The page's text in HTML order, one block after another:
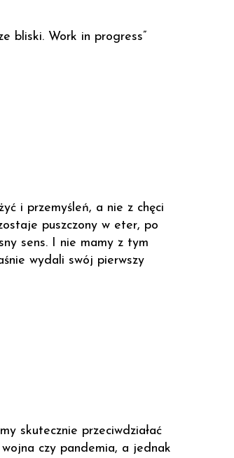
bliski. Work in progress”
i przemyśleń, a nie z chęci
puszczony w eter, po
sens. I nie mamy z tym
wydali swój pierwszy
skutecznie przeciwdziałać
czy pandemia, a jednak